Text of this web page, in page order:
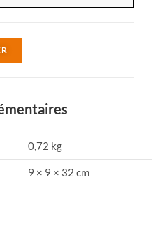
a
0,72 kg
9 × 9 × 32 cm